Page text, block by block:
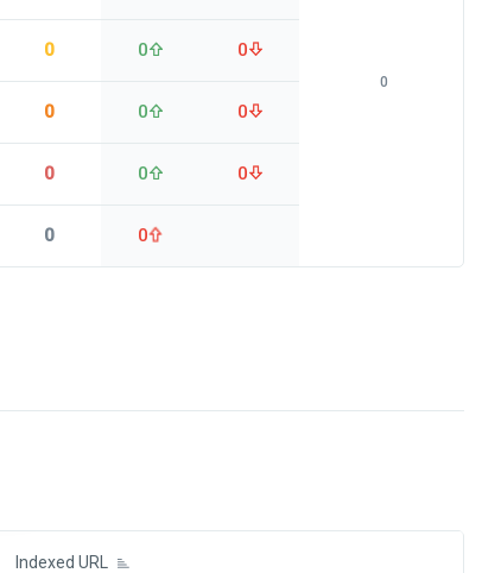
0 0 0
0 0 0
0 0 0
0 0
0
Indexed URL